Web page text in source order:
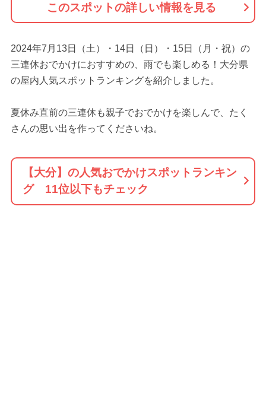
このスポットの詳しい情報を見る
2024年7月13日（土）・14日（日）・15日（月・祝）の
三連休おでかけにおすすめの、雨でも楽しめる！大分県
の屋内人気スポットランキングを紹介しました。
夏休み直前の三連休も親子でおでかけを楽しんで、たく
さんの思い出を作ってくださいね。
【大分】の人気おでかけスポットランキン
グ 11位以下もチェック